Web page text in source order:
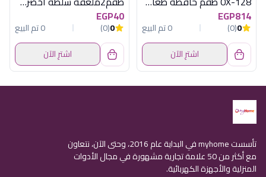
EGP814
0
(0)
0 تم البيع
اشترِ الآن
EGP40
0
(0)
0 تم البيع
اشترِ الآن
تأسست myhome في البداية عام 2016، وحتى الآن، نتعاون
مع أكثر من 50 علامة تجارية مشهورة في مجال الأدوات
المنزلية والأجهزة الكهربائية.